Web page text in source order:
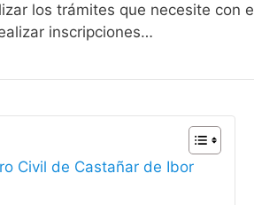
los trámites que necesite
inscripciones…
Civil de Castañar de Ibor